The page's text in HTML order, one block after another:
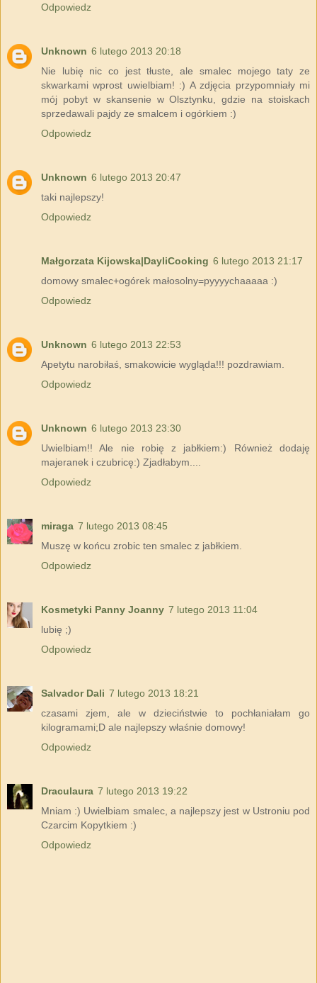
Odpowiedz
Unknown 6 lutego 2013 20:18
Nie lubię nic co jest tłuste, ale smalec mojego taty ze
skwarkami wprost uwielbiam! :) A zdjęcia przypomniały mi
mój pobyt w skansenie w Olsztynku, gdzie na stoiskach
sprzedawali pajdy ze smalcem i ogórkiem :)
Odpowiedz
Unknown 6 lutego 2013 20:47
taki najlepszy!
Odpowiedz
Małgorzata Kijowska|DayliCooking 6 lutego 2013 21:17
domowy smalec+ogórek małosolny=pyyyychaaaaa :)
Odpowiedz
Unknown 6 lutego 2013 22:53
Apetytu narobiłaś, smakowicie wygląda!!! pozdrawiam.
Odpowiedz
Unknown 6 lutego 2013 23:30
Uwielbiam!! Ale nie robię z jabłkiem:) Również dodaję
majeranek i czubricę:) Zjadłabym....
Odpowiedz
miraga 7 lutego 2013 08:45
Muszę w końcu zrobic ten smalec z jabłkiem.
Odpowiedz
Kosmetyki Panny Joanny 7 lutego 2013 11:04
lubię ;)
Odpowiedz
Salvador Dali 7 lutego 2013 18:21
czasami zjem, ale w dzieciństwie to pochłaniałam go
kilogramami;D ale najlepszy właśnie domowy!
Odpowiedz
Draculaura 7 lutego 2013 19:22
Mniam :) Uwielbiam smalec, a najlepszy jest w Ustroniu pod
Czarcim Kopytkiem :)
Odpowiedz